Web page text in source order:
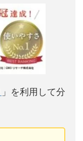
」を利用して分